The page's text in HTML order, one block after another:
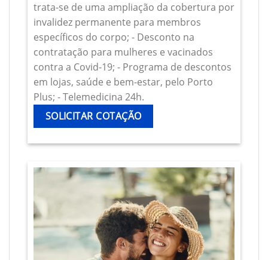
trata-se de uma ampliação da cobertura por
invalidez permanente para membros
específicos do corpo; - Desconto na
contratação para mulheres e vacinados
contra a Covid-19; - Programa de descontos
em lojas, saúde e bem-estar, pelo Porto
Plus; - Telemedicina 24h.
SOLICITAR COTAÇÃO